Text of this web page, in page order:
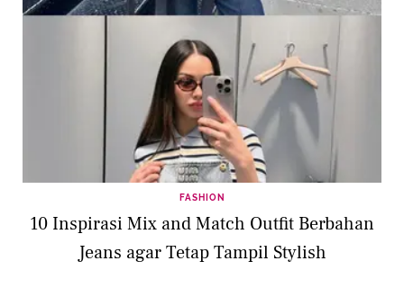
FASHION
10 Inspirasi Mix and Match Outfit Berbahan
Jeans agar Tetap Tampil Stylish